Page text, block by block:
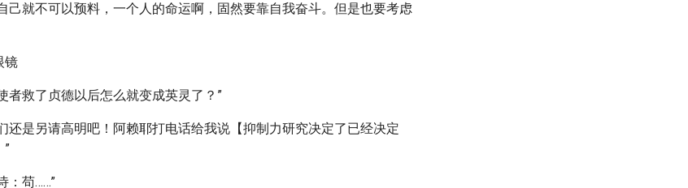
己就不可以预料，一个人的命运啊，固然要靠自我奋斗。但是也要考虑
镜
者救了贞德以后怎么就变成英灵了？”
还是另请高明吧！阿赖耶打电话给我说【抑制力研究决定了已经决定
”
：苟……”